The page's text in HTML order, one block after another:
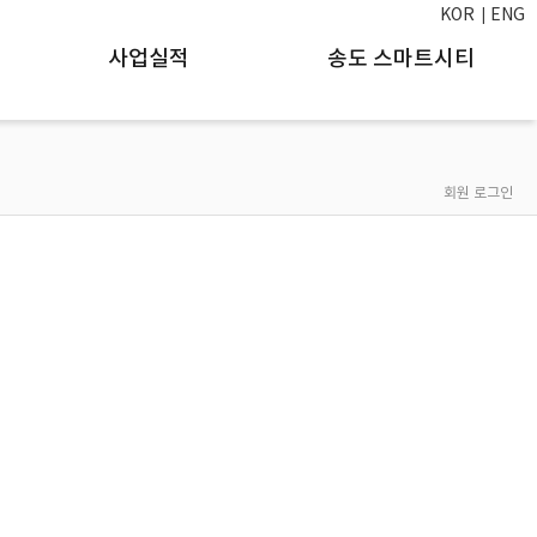
KOR ENG
사업실적 송도 스마트시티
회원 로그인